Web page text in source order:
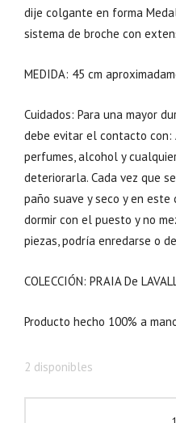
dije colgante en forma
sistema de broche con
MEDIDA: 45 cm
Cuidados: Para una mayor
debe evitar el contacto con:
perfumes, alcohol y
deteriorarla. Cada vez que
paño suave y seco y en
dormir con el puesto y no
piezas, podría enredarse o
COLECCIÓN: PRAIA De
Producto hecho 100% a
2 disponibles